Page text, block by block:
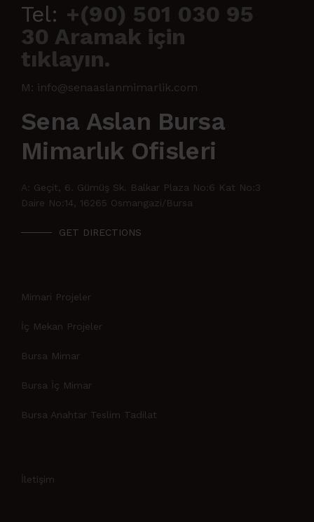
Tel: +(90) 501 030 95
30 Aramak için
tıklayın.
M: info@senaaslanmimarlik.com
Sena Aslan Bursa
Mimarlık Ofisleri
A: Geçit, 6. Gümüş Sk. Balkar Plaza No:6 Kat No:3
Daire No:14, 16265 Osmangazi/Bursa
GET DIRECTIONS
Mimari Projeler
İç Mekan Projeler
Bursa Mimar
Bursa İç Mimar
Bursa Anahtar Teslim Tadilat
İletişim